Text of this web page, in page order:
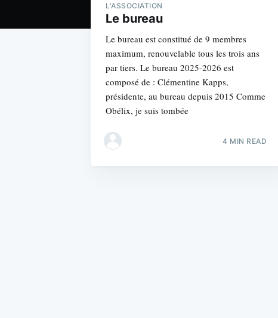
L'ASSOCIATION
Le bureau
Le bureau est constitué de 9 membres
maximum, renouvelable tous les trois ans
par tiers. Le bureau 2025-2026 est
composé de : Clémentine Kapps,
présidente, au bureau depuis 2015 Comme
Obélix, je suis tombée
4 MIN READ